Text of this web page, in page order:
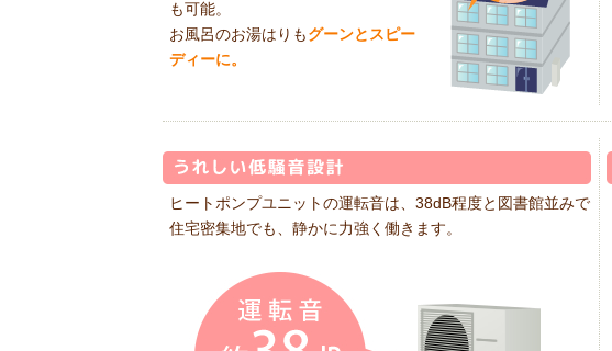
も可能。
お風呂のお湯はりもグーンとスピー
ディーに。
ヒートポンプユニットの運転音は、38dB程度と図書館並みで
住宅密集地でも、静かに力強く働きます。